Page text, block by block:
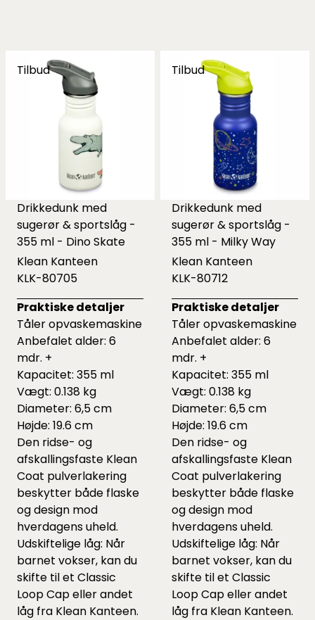
Tilbud
Drikkedunk med
sugerør & sportslåg -
355 ml - Dino Skate
Klean Kanteen
KLK-80705
Praktiske detaljer
Tåler opvaskemaskine
Anbefalet alder: 6
mdr. +
Kapacitet: 355 ml
Vægt: 0.138 kg
Diameter: 6,5 cm
Højde: 19.6 cm
Den ridse- og
afskallingsfaste Klean
Coat pulverlakering
beskytter både flaske
og design mod
hverdagens uheld.
Udskiftelige låg: Når
barnet vokser, kan du
skifte til et Classic
Loop Cap eller andet
låg fra Klean Kanteen.
Tilbud
Drikkedunk med
sugerør & sportslåg -
355 ml - Milky Way
Klean Kanteen
KLK-80712
Praktiske detaljer
Tåler opvaskemaskine
Anbefalet alder: 6
mdr. +
Kapacitet: 355 ml
Vægt: 0.138 kg
Diameter: 6,5 cm
Højde: 19.6 cm
Den ridse- og
afskallingsfaste Klean
Coat pulverlakering
beskytter både flaske
og design mod
hverdagens uheld.
Udskiftelige låg: Når
barnet vokser, kan du
skifte til et Classic
Loop Cap eller andet
låg fra Klean Kanteen.